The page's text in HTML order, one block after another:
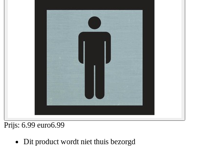
Prijs: 6.99 euro6.99
Dit product wordt niet thuis bezorgd